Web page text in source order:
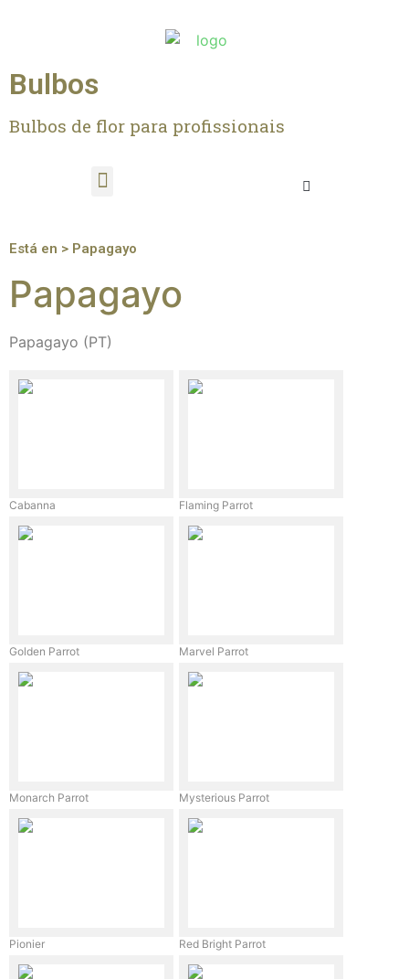
Bulbos
Bulbos de flor para profissionais
Está en > Papagayo
Papagayo
Papagayo (PT)
Cabanna Flaming Parrot
Golden Parrot Marvel Parrot
Monarch Parrot Mysterious Parrot
Pionier Red Bright Parrot